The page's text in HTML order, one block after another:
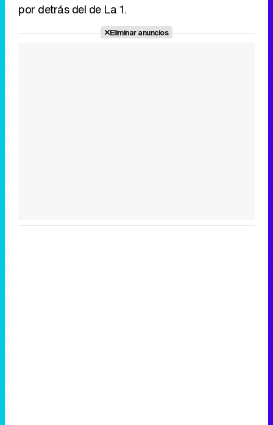
por detrás del de La 1.
Eliminar anuncios